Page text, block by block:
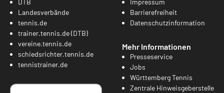
Landesverbände
tennis.de
trainer.tennis.de (DTB)
vereine.tennis.de
schiedsrichter.tennis.de
tennistrainer.de
Barrierefreiheit
Datenschutzinformation
Mehr Informationen
Presseservice
Jobs
Württemberg Tennis
Zentrale Hinweisgeberstelle